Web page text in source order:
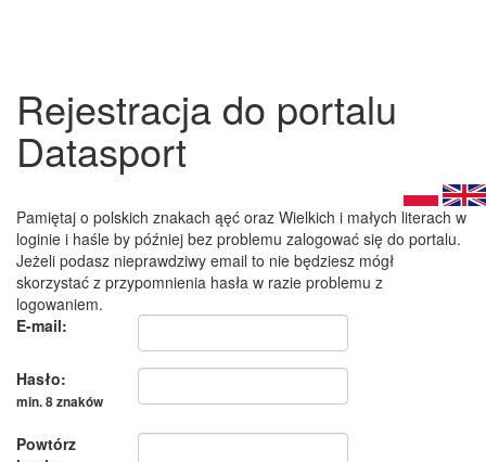
Rejestracja do portalu
Datasport
Pamiętaj o polskich znakach ąęć oraz Wielkich i małych literach w
loginie i haśle by później bez problemu zalogować się do portalu.
Jeżeli podasz nieprawdziwy email to nie będziesz mógł
skorzystać z przypomnienia hasła w razie problemu z
logowaniem.
E-mail:
Hasło:
min. 8 znaków
Powtórz